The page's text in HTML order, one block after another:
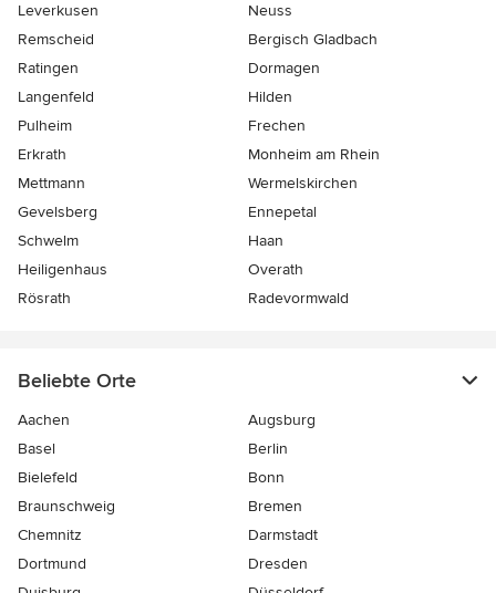
Leverkusen
Neuss
Remscheid
Bergisch Gladbach
Ratingen
Dormagen
Langenfeld
Hilden
Pulheim
Frechen
Erkrath
Monheim am Rhein
Mettmann
Wermelskirchen
Gevelsberg
Ennepetal
Schwelm
Haan
Heiligenhaus
Overath
Rösrath
Radevormwald
Beliebte Orte
Aachen
Augsburg
Basel
Berlin
Bielefeld
Bonn
Braunschweig
Bremen
Chemnitz
Darmstadt
Dortmund
Dresden